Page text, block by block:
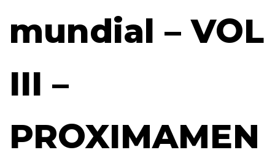
mundial – VOL
III –
PROXIMAMEN